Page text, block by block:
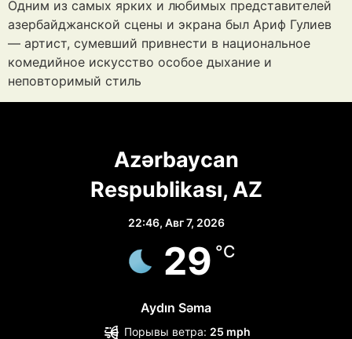
Одним из самых ярких и любимых представителей
азербайджанской сцены и экрана был Ариф Гулиев
— артист, сумевший привнести в национальное
комедийное искусство особое дыхание и
неповторимый стиль
Azərbaycan
Respublikası, AZ
22:46, Авг 7, 2026
29 °C
Aydın Səma
Порывы ветра: 25 mph